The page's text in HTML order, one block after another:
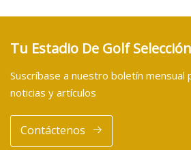
Tu Estadio De Golf
Suscríbase a nuestro boletín mensual
noticias y artículos
Contáctenos